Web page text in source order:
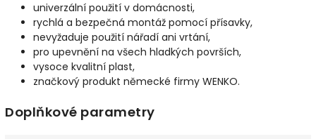
univerzální použití v domácnosti,
rychlá a bezpečná montáž pomocí přísavky,
nevyžaduje použití nářadí ani vrtání,
pro upevnění na všech hladkých površích,
vysoce kvalitní plast,
značkový produkt německé firmy WENKO.
Doplňkové parametry